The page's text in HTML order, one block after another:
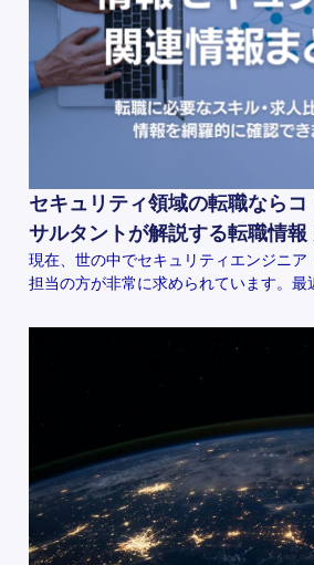
セキュリティ領域の転職なら
サルタントが解説する転職情報
現在、世の中でセキュリティエンジニア
担当の方が非常に求められています。